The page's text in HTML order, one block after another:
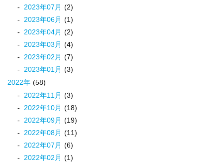
2023年07 月 (2)
2023年06月 (1)
2023年04月 (2)
2023年03 月 (4)
2023年02 月 (7)
2023年01 月 (3)
2022年 (58)
2022年11 月 (3)
2022年10月 (18)
2022年09月 (19)
2022年08月 (11)
2022年07 月 (6)
2022年02 月 (1)